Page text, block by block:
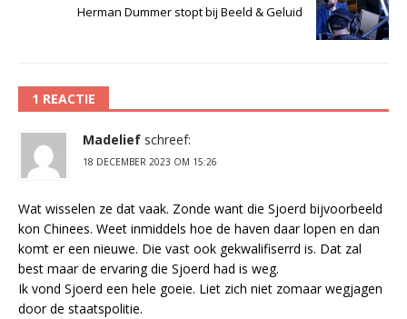
Herman Dummer stopt bij Beeld & Geluid
1 REACTIE
Madelief schreef:
18 DECEMBER 2023 OM 15:26
Wat wisselen ze dat vaak. Zonde want die Sjoerd bijvoorbeeld
kon Chinees. Weet inmiddels hoe de haven daar lopen en dan
komt er een nieuwe. Die vast ook gekwalifiserrd is. Dat zal
best maar de ervaring die Sjoerd had is weg.
Ik vond Sjoerd een hele goeie. Liet zich niet zomaar wegjagen
door de staatspolitie.